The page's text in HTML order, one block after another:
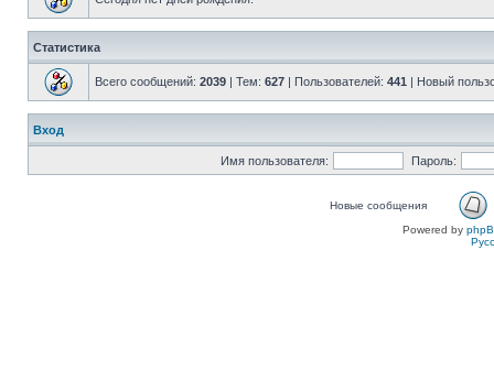
Статистика
Всего сообщений: 2039 | Тем: 627 | Пользователей: 441 | Новый
Вход
Имя пользователя: Пароль:
Новые сообщения
Powered by